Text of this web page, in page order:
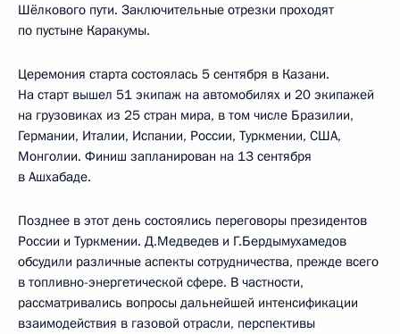
Шёлкового пути. Заключительные отрезки проходят
по пустыне Каракумы.
Церемония старта состоялась 5 сентября в Казани.
На старт вышел 51 экипаж на автомобилях и 20 экипажей
на грузовиках из 25 стран мира, в том числе Бразилии,
Германии, Италии, Испании, России, Туркмении, США,
Монголии. Финиш запланирован на 13 сентября
в Ашхабаде.
Позднее в этот день состоялись переговоры президентов
России и Туркмении. Д.Медведев и Г.Бердымухамедов
обсудили различные аспекты сотрудничества, прежде всего
в топливно-энергетической сфере. В частности,
рассматривались вопросы дальнейшей интенсификации
взаимодействия в газовой отрасли, перспективы